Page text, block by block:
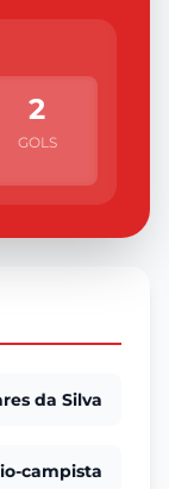
2
GOLS
da Silva
campista